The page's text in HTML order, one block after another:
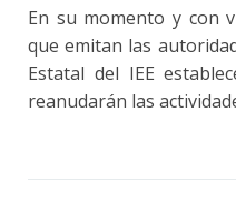
En su momento y con
que emitan las
Estatal del IEE
reanudarán las